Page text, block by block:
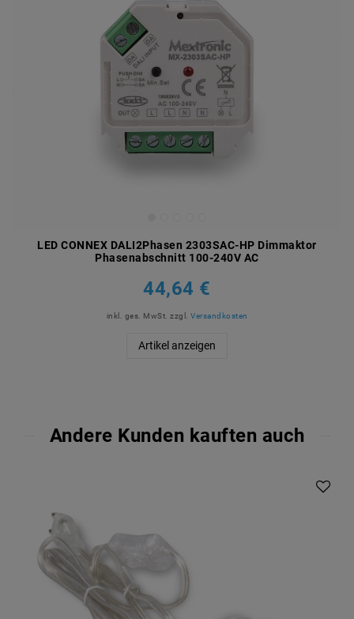
LED CONNEX DALI2Phasen 2303SAC-HP Dimmaktor
Phasenabschnitt 100-240V AC
44,64 €
inkl. ges. MwSt. zzgl. Versandkosten
Artikel anzeigen
Andere Kunden kauften auch